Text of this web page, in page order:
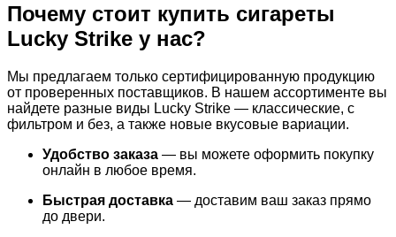
Почему стоит купить сигареты
Lucky Strike у нас?
Мы предлагаем только сертифицированную продукцию
от проверенных поставщиков. В нашем ассортименте вы
найдете разные виды Lucky Strike — классические, с
фильтром и без, а также новые вкусовые вариации.
Удобство заказа — вы можете оформить покупку
онлайн в любое время.
Быстрая доставка — доставим ваш заказ прямо
до двери.